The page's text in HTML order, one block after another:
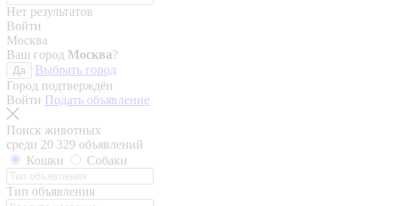
Нет результатов
Войти
Москва
Ваш город Москва?
Да
Выбрать город
Город подтверждён
Войти Подать объявление
Поиск животных
среди 20 329 объявлений
Кошки
Собаки
Тип объявления